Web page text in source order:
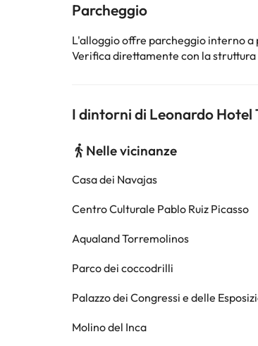
Parcheggio
L'alloggio offre parcheggio interno a
Verifica direttamente con la
I dintorni di Leonardo Hotel
Nelle vicinanze
Casa dei Navajas
Centro Culturale Pablo Ruiz Picasso
Aqualand Torremolinos
Parco dei coccodrilli
Palazzo dei Congressi e delle
Molino del Inca